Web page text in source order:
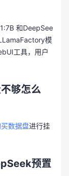
和DeepSee
模
工具，用户
够怎么
买数据盘进行挂
预置